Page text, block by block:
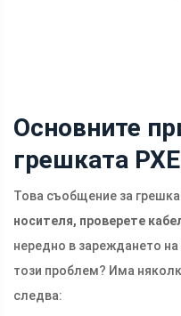
Основните
грешката
Това съобщение за грешка
носителя, проверете
нередно в зареждането
този проблем? Има
следва: